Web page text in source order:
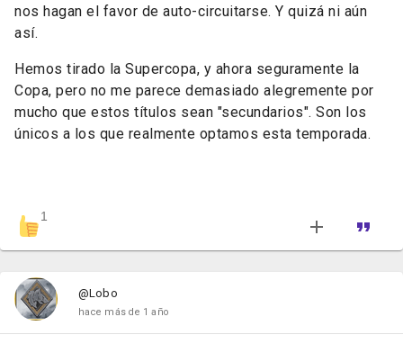
nos hagan el favor de auto-circuitarse. Y quizá ni aún
así.
Hemos tirado la Supercopa, y ahora seguramente la
Copa, pero no me parece demasiado alegremente por
mucho que estos títulos sean "secundarios". Son los
únicos a los que realmente optamos esta temporada.
1
@Lobo
hace más de 1 año